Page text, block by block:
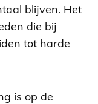
blijven. Het
die bij
tot harde
is op de